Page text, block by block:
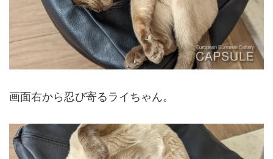
画面右から忍び寄るライちゃん。